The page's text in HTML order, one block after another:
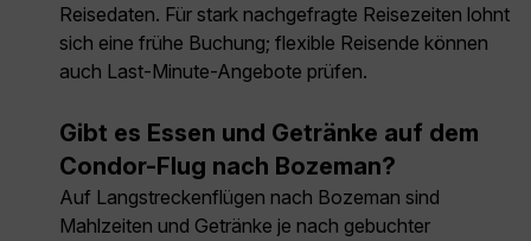
Reisedaten. Für stark nachgefragte Reisezeiten lohnt
sich eine frühe Buchung; flexible Reisende können
auch Last-Minute-Angebote prüfen.
Gibt es Essen und Getränke auf dem
Condor-Flug nach Bozeman?
Auf Langstreckenflügen nach Bozeman sind
Mahlzeiten und Getränke je nach gebuchter